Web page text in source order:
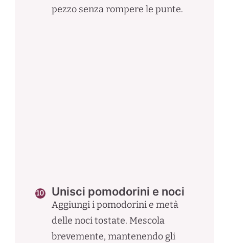
pezzo senza rompere le punte.
Unisci pomodorini e noci
Aggiungi i pomodorini e metà
delle noci tostate. Mescola
brevemente, mantenendo gli